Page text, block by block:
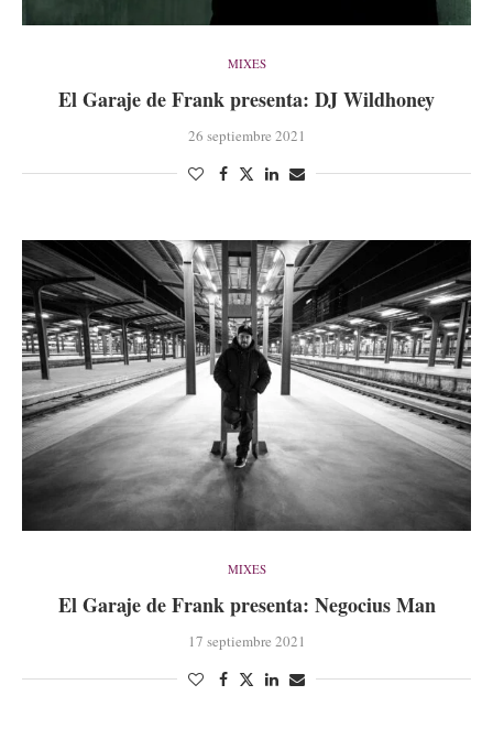
MIXES
El Garaje de Frank presenta: DJ Wildhoney
26 septiembre 2021
MIXES
El Garaje de Frank presenta: Negocius Man
17 septiembre 2021